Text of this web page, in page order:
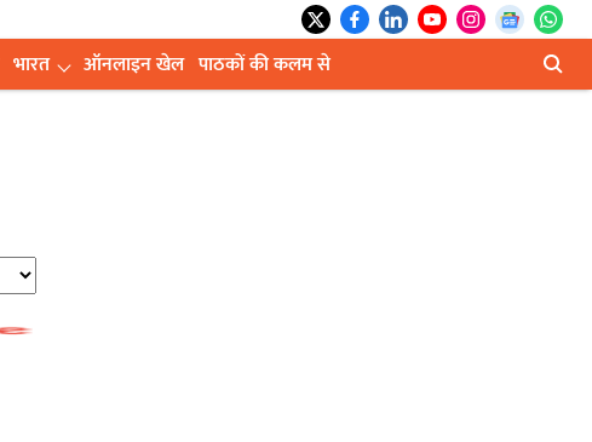
भारत ऑनलाइन खेल पाठकों की कलम से